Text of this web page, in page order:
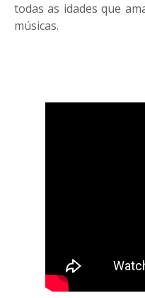
todas as idades que
músicas.